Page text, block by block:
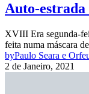
Auto-
XVIII Era segunda-
feita numa máscara
byPaulo Seara e
2 de Janeiro, 2021